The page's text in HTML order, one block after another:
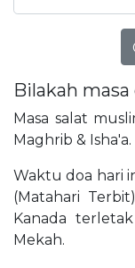
Bilakah
Masa salat
Maghrib &
Waktu doa hari
(Matahari
Kanada
Mekah.